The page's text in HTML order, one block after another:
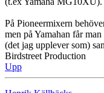
På Pioneermixern
men på Yamahan får
(det jag upplever som)
Birdstreet Production
Upp